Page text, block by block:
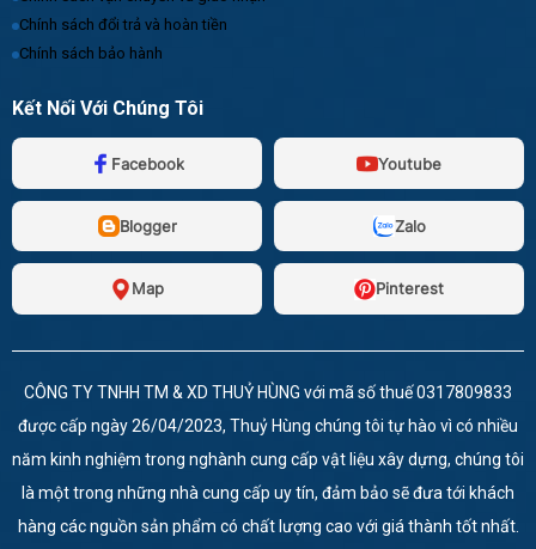
Chính sách đổi trả và hoàn tiền
Chính sách bảo hành
Kết Nối Với Chúng Tôi
Facebook Youtube
Blogger Zalo
Map Pinterest
CÔNG TY TNHH TM & XD THUỶ HÙNG với mã số thuế 0317809833
được cấp ngày 26/04/2023, Thuỷ Hùng chúng tôi tự hào vì có nhiều
năm kinh nghiệm trong nghành cung cấp vật liệu xây dựng, chúng tôi
là một trong những nhà cung cấp uy tín, đảm bảo sẽ đưa tới khách
hàng các nguồn sản phẩm có chất lượng cao với giá thành tốt nhất.